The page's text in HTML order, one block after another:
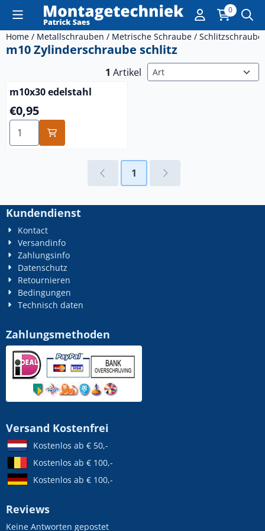
Cookie-Einstellungen sind derzeit geschlossen. 0
Home / Metallschrauben / Metrische Schraube /
m10 Zylinderschraube schlitz
1 Artikel Sortiermethode
m10x30 edelstahl
Preis: 0,95
€0,95
Anzahl wählen für m10x30 edelstahl
1
Kundendienst
Kontact
Versandinfo
Zahlungsinfo
Datenschutz
Retournieren
Bedingungen
Technisch daten
Zahlungsmethoden
Versand Kostenfrei
Kostenlos ab € 50,-
Kostenlos ab € 100,-
Kostenlos ab € 100,-
Reviews
Keine Antworten gepostet